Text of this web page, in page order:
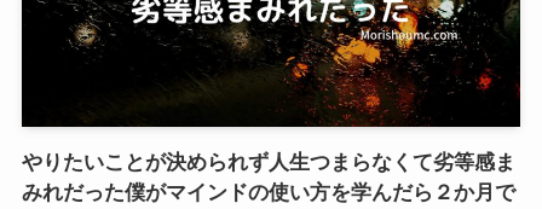
やりたいことが決められず人生つまらなくて劣等感ま
みれだった僕がマインドの使い方を学んだら２か月で